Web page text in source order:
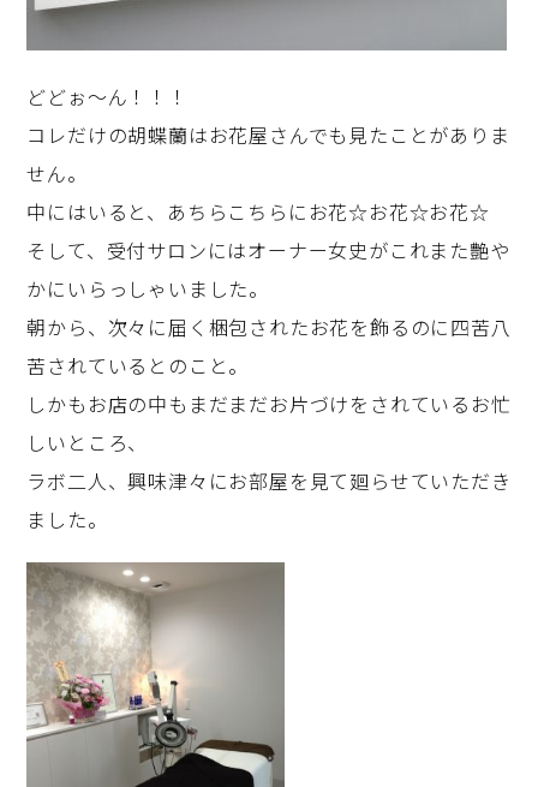
どどぉ～ん！！！
コレだけの胡蝶蘭はお花屋さんでも見たことがありま
せん。
中にはいると、あちらこちらにお花☆お花☆お花☆
そして、受付サロンにはオーナー女史がこれまた艶や
かにいらっしゃいました。
朝から、次々に届く梱包されたお花を飾るのに四苦八
苦されているとのこと。
しかもお店の中もまだまだお片づけをされているお忙
しいところ、
ラボ二人、興味津々にお部屋を見て廻らせていただき
ました。